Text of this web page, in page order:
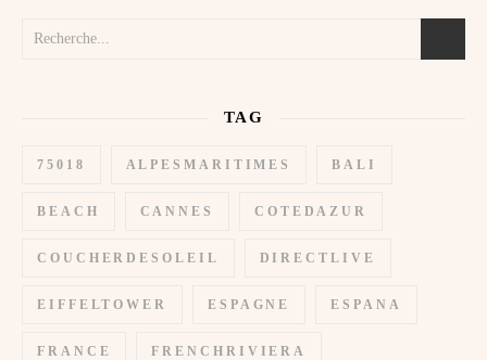
TAG
75018 ALPESMARITIMES BALI
BEACH CANNES COTEDAZUR
COUCHERDESOLEIL DIRECTLIVE
EIFFELTOWER ESPAGNE ESPANA
FRANCE FRENCHRIVIERA